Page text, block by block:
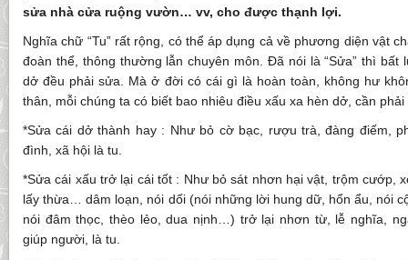
sửa nhà cửa ruộng vườn… vv, cho được thạnh lợi.
Nghĩa chữ “Tu” rất rộng, có thể áp dụng cả về phương diện vật
đoàn thể, thông thường lẫn chuyên môn. Đã nói là “Sửa” thì bất
dở đều phải sửa. Mà ở đời có cái gì là hoàn toàn, không hư
thân, mỗi chúng ta có biết bao nhiêu điều xấu xa hèn dở, cần phải
*Sửa cái dở thành hay : Như bỏ cờ bạc, rượu trà, đàng điếm,
đình, xã hội là tu.
*Sửa cái xấu trở lại cái tốt : Như bỏ sát nhơn hại vật, trộm cướp,
lấy thừa… dâm loạn, nói dối (nói những lời hung dữ, hổn ẩu, nói
nói đâm thọc, thèo lẻo, dua nịnh…) trở lại nhơn từ, lễ nghĩa,
giúp người, là tu.